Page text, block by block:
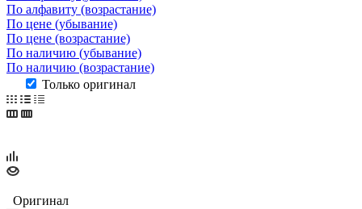
По алфавиту (возрастание)
По цене (убывание)
По цене (возрастание)
По наличию (убывание)
По наличию (возрастание)
Только оригинал
Оригинал